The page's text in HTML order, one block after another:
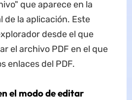
que aparece en la
la aplicación. Este
desde el que
el archivo PDF en el que
enlaces del PDF.
el modo de editar